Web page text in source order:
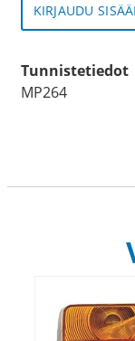
KIRJAUDU
Tunnistetiedot
MP264